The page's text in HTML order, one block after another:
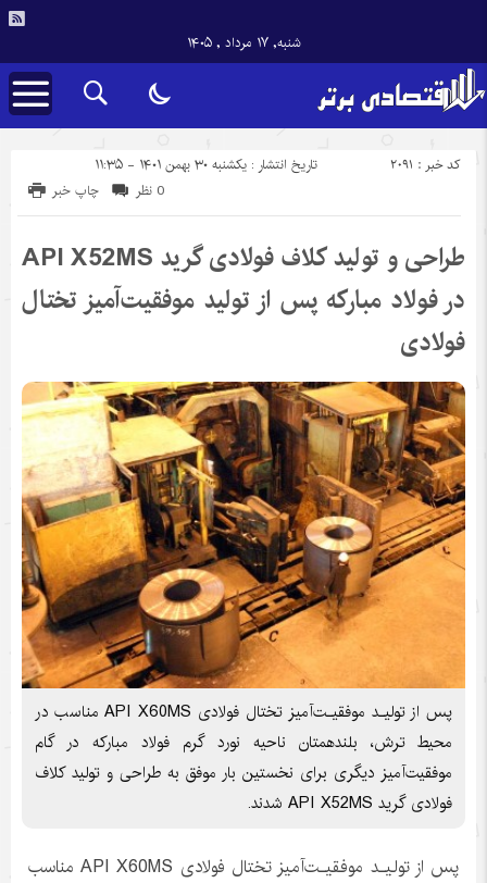
شنبه, ۱۷ مرداد , ۱۴۰۵
تاریخ انتشار : یکشنبه ۳۰ بهمن ۱۴۰۱ - ۱۱:۳۵ کد خبر : 2091
چاپ خبر 0 نظر
طراحی و تولید کلاف فولادی گرید API X52MS
در فولاد مبارکه پس از تولید موفقیت‌آمیز تختال
فولادی
پس از تولیـد موفقیـت‌آمیز تختال فولادی API X60MS مناسب در
محیط‌ ترش، بلندهمتان ناحیه نورد گرم فولاد مبارکه در گام
موفقیت‌آمیز دیگری برای نخستین بار موفق به طراحی و تولید کلاف
فولادی گرید API X52MS شدند.
پس از تولیـد موفقیـت‌آمیز تختال فولادی API X60MS مناسب